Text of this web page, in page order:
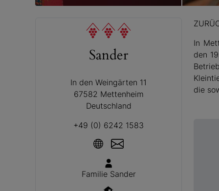
Sander
In den Weingärten 11
67582 Mettenheim
Deutschland
+49 (0) 6242 1583
Familie Sander
In
den
die